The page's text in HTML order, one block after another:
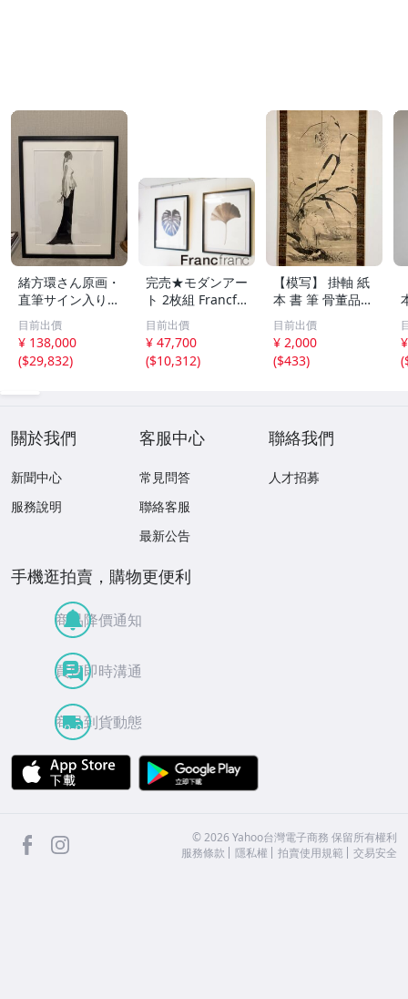
緒方環さん原画・
直筆サイン入り・
フレーム付き・真
作。墨画。
目前出價
¥ 138,000
($29,832)
完売★モダンアー
ト 2枚組 Francfr
anc フランフラン
モノクロームサマ
ー アートプリン
ト サイズ 63×84
目前出價
¥ 47,700
($10,312)
【模写】 掛軸 紙
本 書 筆 骨董品
美術 水墨画 430
目前出價
¥ 2,000
($433)
(
關於我們
新聞中心
服務說明
客服中心
常見問答
聯絡客服
最新公告
聯絡我們
人才招募
手機逛拍賣，購物更便利
商品降價通知
買賣即時溝通
商品到貨動態
APP Store
facebook ©2026 Yahoo台灣電子商務 保留所有權利
服務條款
隱私權 拍賣使用規範 交易安全